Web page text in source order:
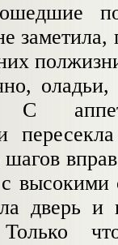
С
шагов
дверь